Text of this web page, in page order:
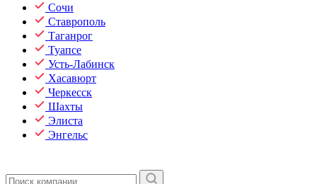
Сочи
Ставрополь
Таганрог
Туапсе
Усть-Лабинск
Хасавюрт
Черкесск
Шахты
Элиста
Энгельс